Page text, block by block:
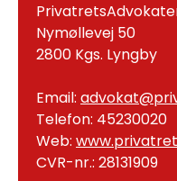
Nymøllevej 50
2800 Kgs. Lyngby
Email:
Telefon: 45230020
Web:
CVR-nr.: 28131909